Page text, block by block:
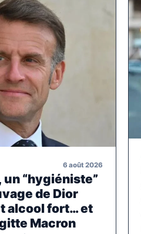
6 août 2026
“hygiéniste”
de Dior
alcool fort… et
Macron